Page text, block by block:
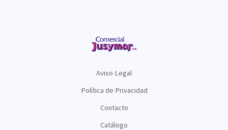
Aviso Legal
Política de Privacidad
Contacto
Catálogo